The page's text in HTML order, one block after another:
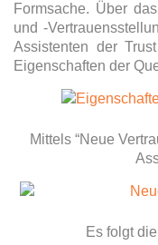
Formsache. Über
und -
Assistenten der
Eigenschaften der
Mittels “Neue
Es folgt